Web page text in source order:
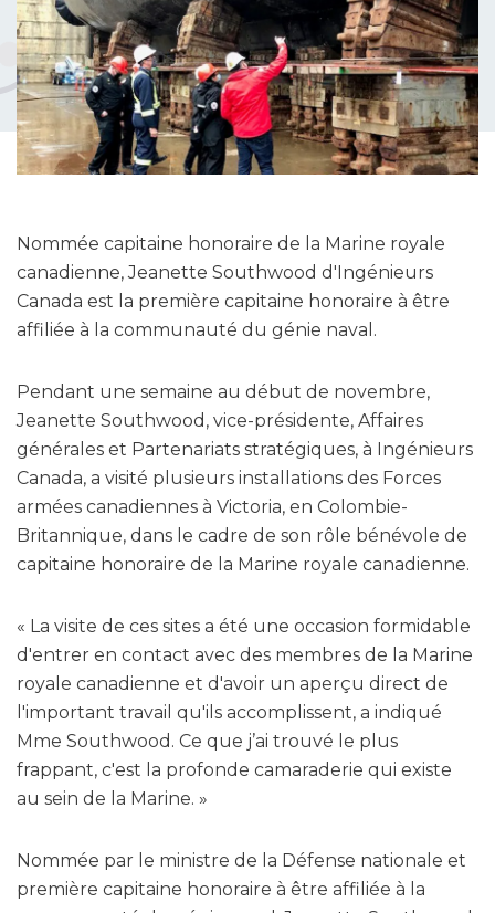
Nommée capitaine honoraire de la Marine royale
canadienne, Jeanette Southwood d'Ingénieurs
Canada est la première capitaine honoraire à être
affiliée à la communauté du génie naval.
Pendant une semaine au début de novembre,
Jeanette Southwood, vice-présidente, Affaires
générales et Partenariats stratégiques, à Ingénieurs
Canada, a visité plusieurs installations des Forces
armées canadiennes à Victoria, en Colombie-
Britannique, dans le cadre de son rôle bénévole de
capitaine honoraire de la Marine royale canadienne.
« La visite de ces sites a été une occasion formidable
d'entrer en contact avec des membres de la Marine
royale canadienne et d'avoir un aperçu direct de
l'important travail qu'ils accomplissent, a indiqué
Mme Southwood. Ce que j’ai trouvé le plus
frappant, c'est la profonde camaraderie qui existe
au sein de la Marine. »
Nommée par le ministre de la Défense nationale et
première capitaine honoraire à être affiliée à la